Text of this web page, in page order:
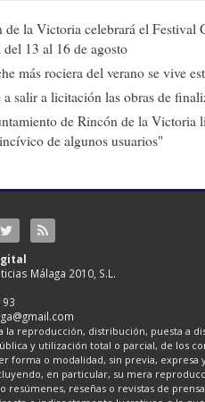
de la Victoria celebrará el Festival
del 13 al 16 de agosto
más rociera del verano se vive
a salir a licitación las obras de
de Rincón de la Victoria
de algunos usuarios"
Málaga 2010, S.L.
la reproducción, distribución, puesta a
y utilización total o parcial, de los
forma o modalidad, sin previa, expresa
en particular, su mera
resúmenes, reseñas o revistas de